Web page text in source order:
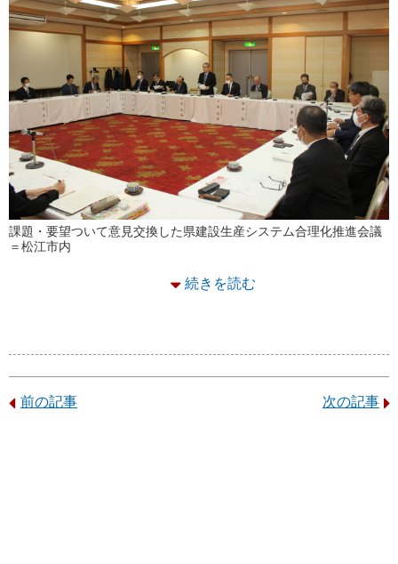
課題・要望ついて意見交換した県建設生産システム合理化推進会議
＝松江市内
続きを読む
前の記事 次の記事